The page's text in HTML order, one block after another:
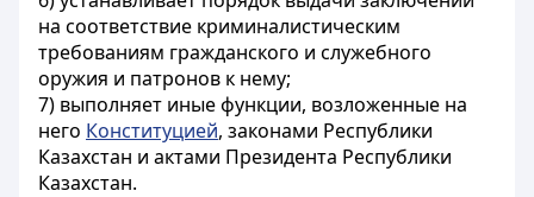
на соответствие криминалистическим
требованиям гражданского и служебного
оружия и патронов к нему;
7) выполняет иные функции, возложенные на
него Конституцией, законами Республики
Казахстан и актами Президента Республики
Казахстан.